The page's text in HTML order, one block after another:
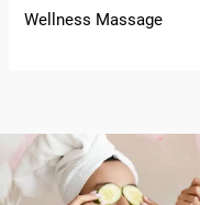
Wellness Massage